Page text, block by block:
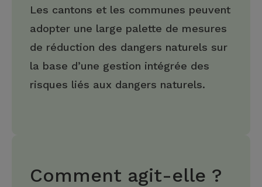
Les cantons et les communes peuvent
adopter une large palette de mesures
de réduction des dangers naturels sur
la base d’une gestion intégrée des
risques liés aux dangers naturels.
Comment agit-elle ?